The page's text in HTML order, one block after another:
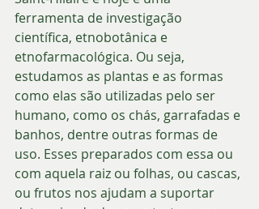
ferramenta de investigação
científica, etnobotânica e
etnofarmacológica. Ou seja,
estudamos as plantas e as formas
como elas são utilizadas pelo ser
humano, como os chás, garrafadas e
banhos, dentre outras formas de
uso. Esses preparados com essa ou
com aquela raiz ou folhas, ou cascas,
ou frutos nos ajudam a suportar